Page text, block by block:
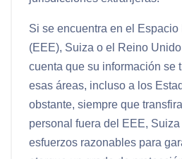
Si se encuentra en el
(EEE), Suiza o el Reino
cuenta que su información se
esas áreas, incluso a los
obstante, siempre que
personal fuera del EEE,
esfuerzos razonables para